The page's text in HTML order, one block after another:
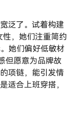
泛了。试着构建
，她们注重简约
她们偏好低敏材
但愿意为品牌故
项链，能引发情
适合上班穿搭，